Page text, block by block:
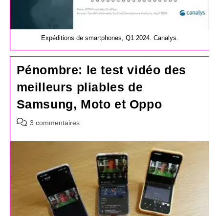
Expéditions de smartphones, Q1 2024. Canalys.
Pénombre: le test vidéo des
meilleurs pliables de
Samsung, Moto et Oppo
Commentaires
la
3 commentaires